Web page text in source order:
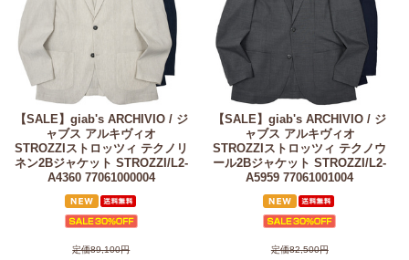
【SALE】 giab's ARCHIVIO / ジ
ャブス アルキヴィオ
STROZZIストロッツィ テクノリ
ネン2Bジャケット STROZZI/L2-
A4360 77061000004
定価89,100円
【SALE】giab's ARCHIVIO / ジ
ャブス アルキヴィオ
STROZZIストロッツィ テクノウ
ール2Bジャケット STROZZI/L2-
A5959 77061001004
定価82,500円